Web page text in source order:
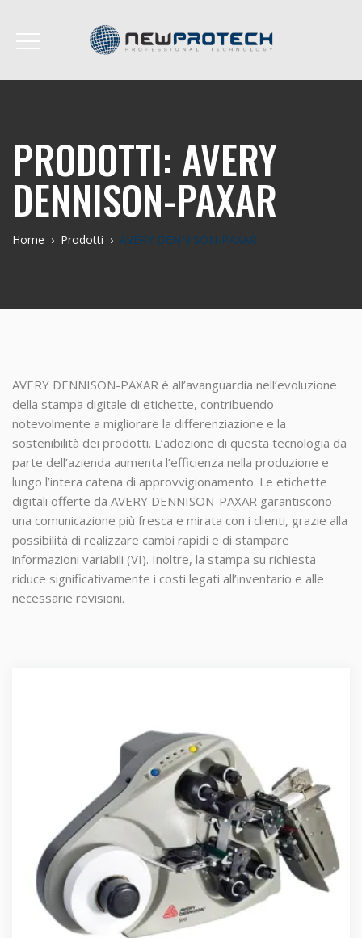
PRODOTTI: AVERY
DENNISON-PAXAR
Home › Prodotti › AVERY DENNISON-PAXAR
AVERY DENNISON-PAXAR è all’avanguardia nell’evoluzione
della stampa digitale di etichette, contribuendo
notevolmente a migliorare la differenziazione e la
sostenibilità dei prodotti. L’adozione di questa tecnologia da
parte dell’azienda aumenta l’efficienza nella produzione e
lungo l’intera catena di approvvigionamento. Le etichette
digitali offerte da AVERY DENNISON-PAXAR garantiscono
una comunicazione più fresca e mirata con i clienti, grazie alla
possibilità di realizzare cambi rapidi e di stampare
informazioni variabili (VI). Inoltre, la stampa su richiesta
riduce significativamente i costi legati all’inventario e alle
necessarie revisioni.